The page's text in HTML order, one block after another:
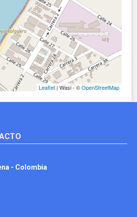
Leaflet | Wasi - ©OpenStreetMap
- Colombia